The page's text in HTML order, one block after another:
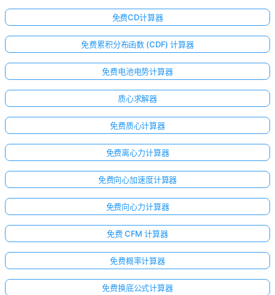
免费CD计算器
免费累积分布函数 (CDF) 计算器
免费电池电势计算器
质心求解器
免费质心计算器
免费离心力计算器
免费向心加速度计算器
免费向心力计算器
免费 CFM 计算器
免费概率计算器
免费换底公式计算器